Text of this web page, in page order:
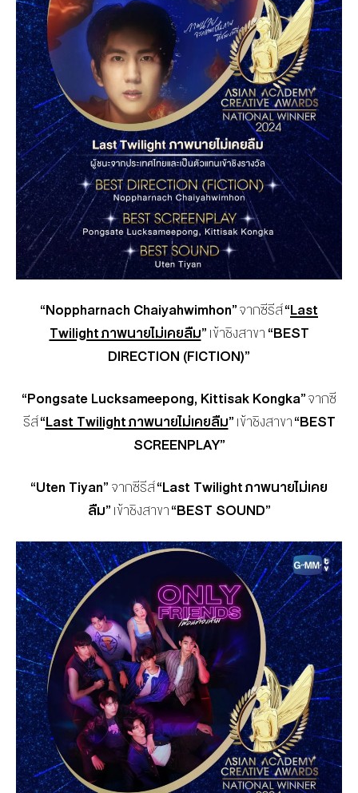
“Noppharnach Chaiyahwimhon”จากซีรีส์“Last
Twilight ภาพนายไม่เคยลืม”เข้าชิงสาขา“BEST
DIRECTION (FICTION)”
“Pongsate Lucksameepong, Kittisak Kongka”จากซี
รีส์“Last Twilight ภาพนายไม่เคยลืม”เข้าชิงสาขา“BEST
SCREENPLAY”
“Uten Tiyan”จากซีรีส์“Last Twilight ภาพนายไม่เคย
ลืม”เข้าชิงสาขา“BEST SOUND”